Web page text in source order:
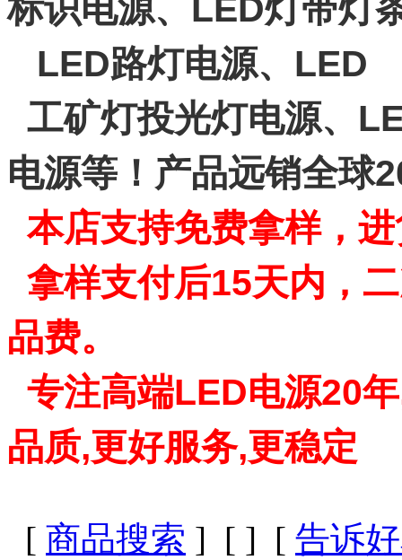
标识电源、LED灯带灯
LED路灯电源、LED
工矿灯投光灯电源、
电源等！产品远销全球
本店支持免费拿样，
拿样支付后15天内，
品费。
专注高端LED电源20
品质,更好服务,更稳定
[ 商品搜索 ] [ ] [ 告诉